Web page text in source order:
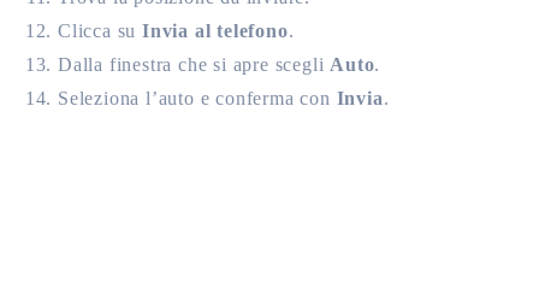
Clicca su Invia al telefono.
Dalla finestra che si apre scegliAuto.
Seleziona l’auto e conferma con Invia.